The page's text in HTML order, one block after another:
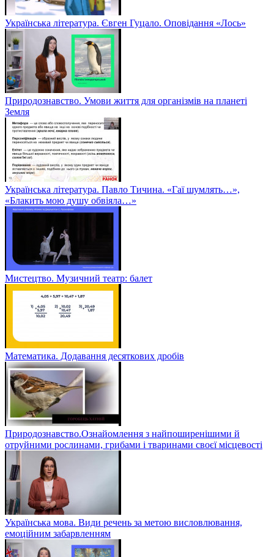
Українська література. Євген Гуцало. Оповідання «Лось»
Природознавство. Умови життя для організмів на планеті
Земля
Українська література. Павло Тичина. «Гаї шумлять…»,
«Блакить мою душу обвіяла…»
Мистецтво. Музичний театр: балет
Математика. Додавання десяткових дробів
Природознавство.Ознайомлення з найпоширенішими й
отруйними рослинами, грибами і тваринами своєї місцевості
Українська мова. Види речень за метою висловлювання,
емоційним забарвленням